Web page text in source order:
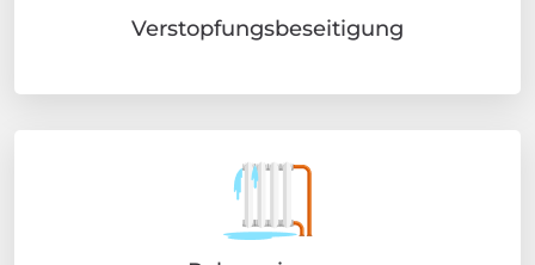
Verstopfungsbeseitigung